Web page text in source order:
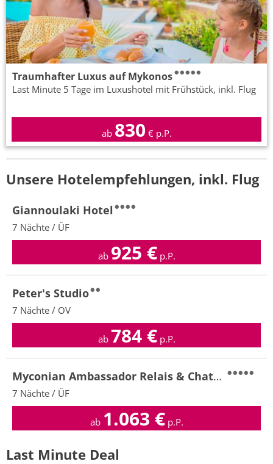
Traumhafter Luxus auf Mykonos
Last Minute 5 Tage im Luxushotel mit Frühstück, inkl. Flug
ab 830 € p.P.
Unsere Hotelempfehlungen, inkl. Flug
Giannoulaki Hotel
7 Nächte / ÜF
ab 925 € p.P.
Peter's Studio
7 Nächte / OV
ab 784€ p.P.
Myconian Ambassador Relais & Chateaux Hotel
7 Nächte / ÜF
ab 1.063 € p.P.
Last Minute Deal